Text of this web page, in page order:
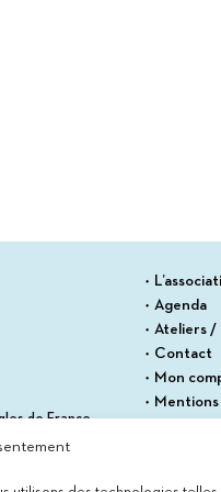
de France
Agenda
Ateliers /
Contact
Mon
Mentions